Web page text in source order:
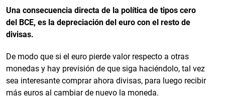
Una consecuencia directa de la política de tipos cero
del BCE, es la depreciación del euro con el resto de
divisas.
De modo que si el euro pierde valor respecto a otras
monedas y hay previsión de que siga haciéndolo, tal vez
sea interesante comprar ahora divisas, para luego recibir
más euros al cambiar de nuevo la moneda.